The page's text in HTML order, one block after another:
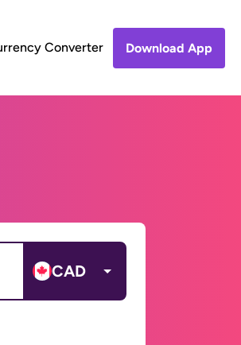
Converter Download App
CAD